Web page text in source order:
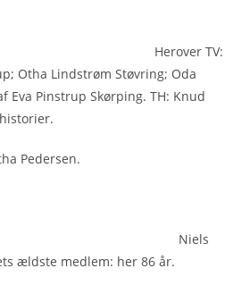
Herover TV:
Otha Lindstrøm Støvring; Oda
Eva Pinstrup Skørping. TH: Knud
Pedersen.
Niels
ældste medlem: her 86 år.